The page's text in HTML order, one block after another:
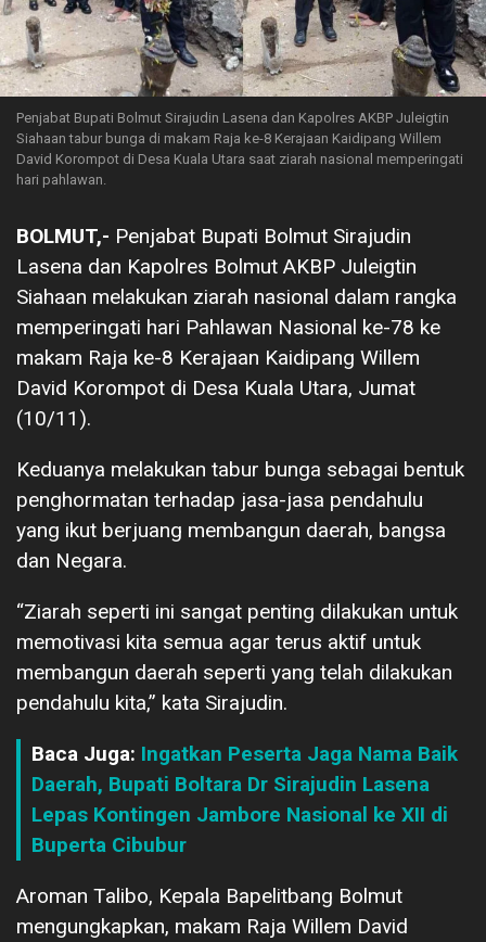
Penjabat Bupati Bolmut Sirajudin Lasena dan Kapolres AKBP Juleigtin
Siahaan tabur bunga di makam Raja ke-8 Kerajaan Kaidipang Willem
David Korompot di Desa Kuala Utara saat ziarah nasional memperingati
hari pahlawan.
BOLMUT,- Penjabat Bupati Bolmut Sirajudin
Lasena dan Kapolres Bolmut AKBP Juleigtin
Siahaan melakukan ziarah nasional dalam rangka
memperingati hari Pahlawan Nasional ke-78 ke
makam Raja ke-8 Kerajaan Kaidipang Willem
David Korompot di Desa Kuala Utara, Jumat
(10/11).
Keduanya melakukan tabur bunga sebagai bentuk
penghormatan terhadap jasa-jasa pendahulu
yang ikut berjuang membangun daerah, bangsa
dan Negara.
“Ziarah seperti ini sangat penting dilakukan untuk
memotivasi kita semua agar terus aktif untuk
membangun daerah seperti yang telah dilakukan
pendahulu kita,” kata Sirajudin.
Baca Juga: Ingatkan Peserta Jaga Nama Baik
Daerah, Bupati Boltara Dr Sirajudin Lasena
Lepas Kontingen Jambore Nasional ke XII di
Buperta Cibubur
Aroman Talibo, Kepala Bapelitbang Bolmut
mengungkapkan, makam Raja Willem David